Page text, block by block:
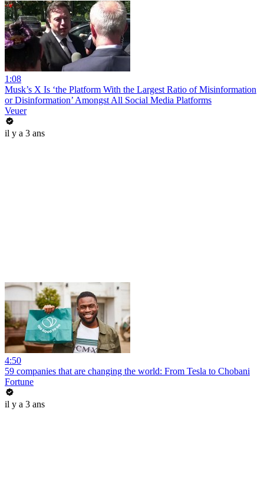
1:08
Musk’s X Is ‘the Platform With the Largest Ratio of Misinformation
or Disinformation’ Amongst All Social Media Platforms
Veuer
il y a 3 ans
4:50
59 companies that are changing the world: From Tesla to Chobani
Fortune
il y a 3 ans